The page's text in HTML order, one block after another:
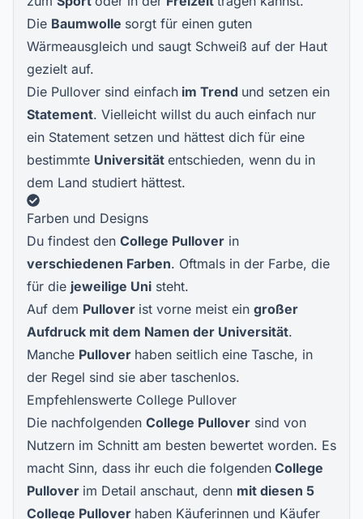
Die Baumwolle sorgt für einen guten
Wärmeausgleich und saugt Schweiß auf der Haut
gezielt auf.
Die Pullover sind einfach im Trend und setzen ein
Statement. Vielleicht willst du auch einfach nur
ein Statement setzen und hättest dich für eine
bestimmte Universität entschieden, wenn du in
dem Land studiert hättest.
Farben und Designs
Du findest den College Pullover in
verschiedenen Farben. Oftmals in der Farbe, die
für die jeweilige Uni steht.
Auf dem Pullover ist vorne meist ein großer
Aufdruck mit dem Namen der Universität.
Manche Pullover haben seitlich eine Tasche, in
der Regel sind sie aber taschenlos.
Empfehlenswerte College Pullover
Die nachfolgenden College Pullover sind von
Nutzern im Schnitt am besten bewertet worden. Es
macht Sinn, dass ihr euch die folgenden College
Pullover im Detail anschaut, denn mit diesen 5
College Pullover haben Käuferinnen und Käufer